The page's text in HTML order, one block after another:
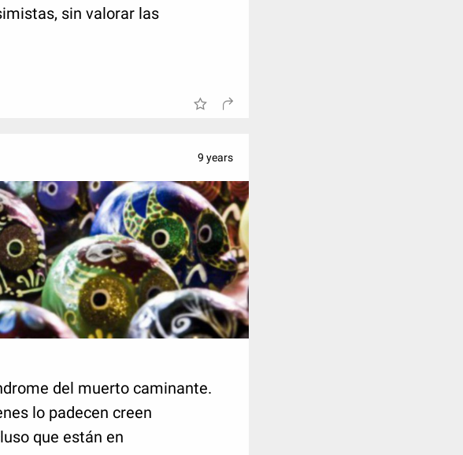
sin valorar las
9 years
del muerto caminante.
lo padecen creen
que están en